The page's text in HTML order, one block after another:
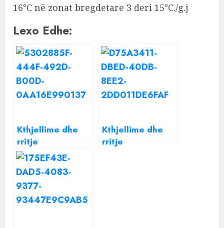
16°C në zonat bregdetare 3 deri 15°C./g.j
Lexo Edhe:
Kthjellime dhe
rritje
temperaturash,
parashikimi i
motit sot
Kthjellime dhe
rritje